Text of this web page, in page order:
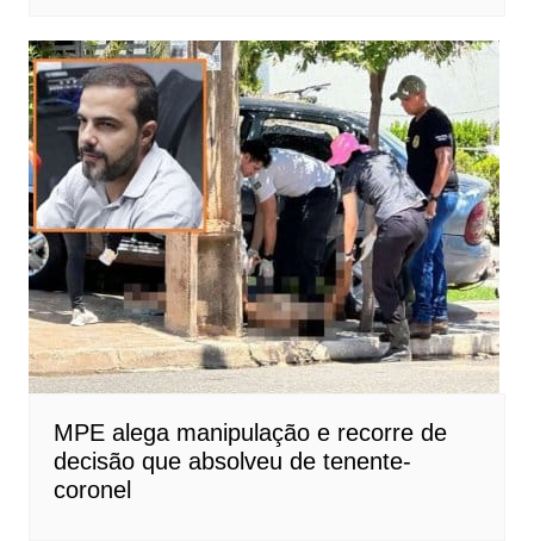
MPE alega manipulação e recorre de
decisão que absolveu de tenente-
coronel